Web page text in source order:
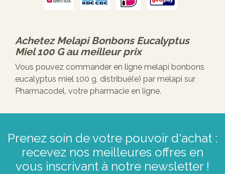
AchetezMelapi Bonbons Eucalyptus
Miel 100 Gau meilleur prix
Vous pouvez commander en ligne melapi bonbons
eucalyptus miel 100 g, distribué(e) par melapi sur
Pharmacodel, votre pharmacie en ligne.
Prenez soin de votre pouvoir d'achat :
recevez nos meilleures offres en
vous inscrivant à notre newsletter !